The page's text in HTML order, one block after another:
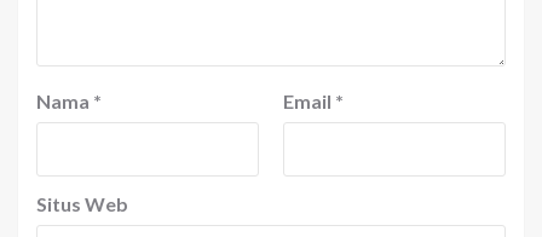
Nama * Email *
Situs Web